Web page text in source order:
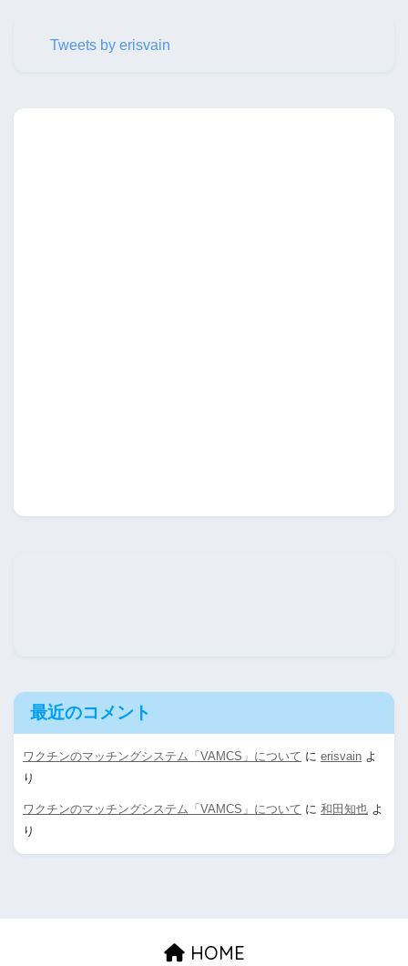
Tweets by erisvain
最近のコメント
ワクチンのマッチングシステム「VAMCS」について に erisvain よ
り
ワクチンのマッチングシステム「VAMCS」について に 和田知也 よ
り
HOME